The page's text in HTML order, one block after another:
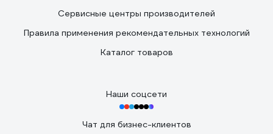
Сервисные центры производителей
Правила применения рекомендательных технологий
Каталог товаров
Наши соцсети
Чат для бизнес-клиентов